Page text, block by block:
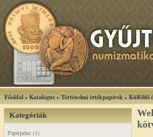
Főoldal»Katalógus»Történelmi értékpapírok»Külföldi
Kategóriák
Papírpénz (1)